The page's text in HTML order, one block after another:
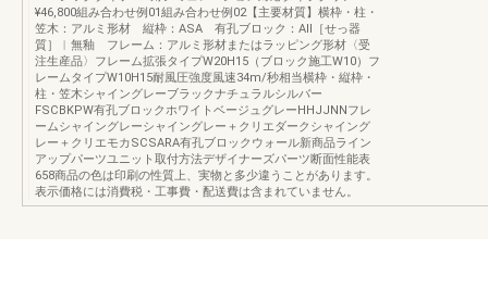
¥46,800組み合わせ例01組み合わせ例02【主要材質】横枠・柱・
笠木：アルミ形材 縦枠：ASA 有孔ブロック：AⅡ［せっ器
質］︱無釉 フレーム：アルミ形材またはラッピング形材〈受
注生産品〉フレーム拡張タイプW20H15（ブロック施工W10）フ
レームタイプW10H15耐風圧強度風速34m/秒相当横枠・縦枠・
柱・笠木シャイングレーブラックナチュラルシルバー
FSCBKPW有孔ブロックホワイトベージュグレーHHJJNNフレ
ームシャイングレーシャイングレー＋クリエダークシャイング
レー＋クリエモカSCSARA有孔ブロックウォール新商品ライン
アップパーツユニット取付方法デザイナーズパーツ断面性能表
658商品の色は印刷の性質上、実物と多少違うことがあります。
表示価格には消費税・工事費・配送費は含まれていません。